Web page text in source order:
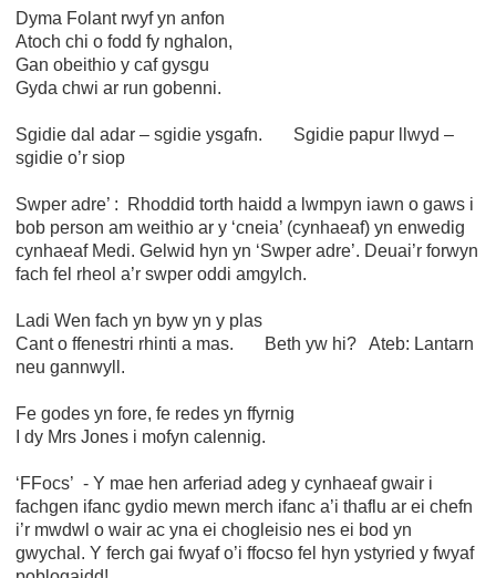
Dyma Folant rwyf yn anfon
Atoch chi o fodd fy nghalon,
Gan obeithio y caf gysgu
Gyda chwi ar run gobenni.
Sgidie dal adar – sgidie ysgafn. Sgidie papur llwyd –
sgidie o’r siop
Swper adre’ : Rhoddid torth haidd a lwmpyn iawn o gaws i
bob person am weithio ar y ‘cneia’ (cynhaeaf) yn enwedig
cynhaeaf Medi. Gelwid hyn yn ‘Swper adre’. Deuai’r forwyn
fach fel rheol a’r swper oddi amgylch.
Ladi Wen fach yn byw yn y plas
Cant o ffenestri rhinti a mas. Beth yw hi? Ateb: Lantarn
neu gannwyll.
Fe godes yn fore, fe redes yn ffyrnig
I dy Mrs Jones i mofyn calennig.
‘FFocs’ - Y mae hen arferiad adeg y cynhaeaf gwair i
fachgen ifanc gydio mewn merch ifanc a’i thaflu ar ei chefn
i’r mwdwl o wair ac yna ei chogleisio nes ei bod yn
gwychal. Y ferch gai fwyaf o’i ffocso fel hyn ystyried y fwyaf